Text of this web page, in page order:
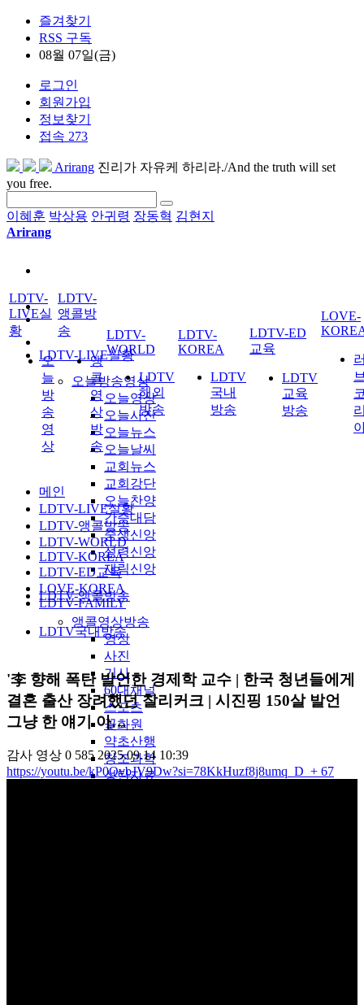
즐겨찾기
RSS 구독
08월 07일(금)
로그인
회원가입
정보찾기
접속 273
Arirang 진리가 자유케 하리라./And the truth will set
you free.
이혜훈 박상용 안귀령 장동혁 김현지
Arirang
LDTV-LIVE실황
오늘방송영상
오늘영상
오늘사진
오늘뉴스
오늘날씨
교회뉴스
교회강단
오늘찬양
간증대담
중생신앙
성령신앙
재림신앙
LDTV-앵콜방송
앵콜영상방송
영상
사진
기사
60대채널
스포츠
꽃화원
약초산행
창조과학
성탄자료
LDTV-
LIVE실
황
오
늘
방
송
영
상
LDTV-
앵콜방
송
앵
콜
영
상
방
송
LDTV-
WORLD
LDTV
해외
방송
LDTV-
KOREA
LDTV
국내
방송
LDTV-ED
교육
LDTV
교육
방송
LOVE-
메인
LDTV-LIVE실황
LDTV-앵콜방송
LDTV-WORLD
LDTV-KOREA
LDTV-ED교육
LOVE-KOREA
LDTV-FAMILY
LDTV국내방송
'李 향해 폭탄 발언한 경제학 교수 | 한국 청년들에게
결혼 출산 장려했던 찰리커크 | 시진핑 150살 발언
그냥 한 얘기 아…
감사 영상 0 5852025.09.14 10:39
https://youtu.be/kP0QvbJV9Dw?si=78KkHuzf8j8umq_D + 67